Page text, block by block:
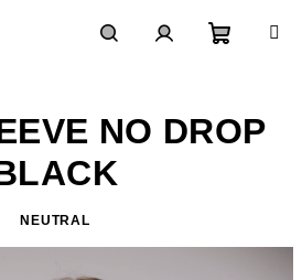
košík
NO DROP
NEUTRAL